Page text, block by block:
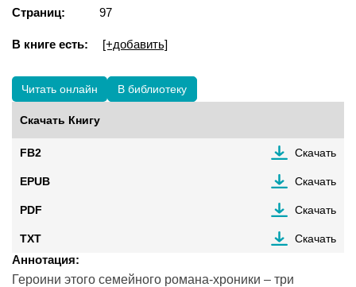
Страниц: 97
В книге есть: [+добавить]
Читать онлайн В библиотеку
Скачать Книгу
FB2 Скачать
EPUB Скачать
PDF Скачать
TXT Скачать
Аннотация:
Героини этого семейного романа-хроники – три